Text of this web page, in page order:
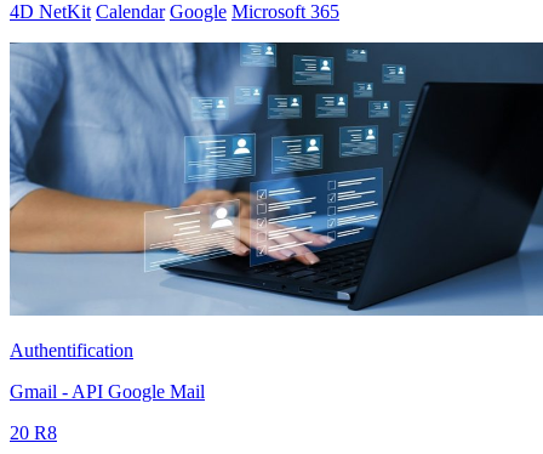
4D NetKit Calendar Google Microsoft 365
Authentification
Gmail - API Google Mail
20 R8